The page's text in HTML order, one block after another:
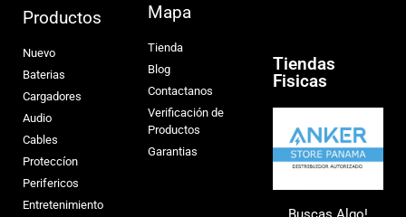
Productos
Nuevo
Baterias
Cargadores
Audio
Cables
Proteccíon
Perifericos
Entretenimiento
Mapa
Tienda
Blog
Contactanos
Verificación de
Productos
Garantias
Tiendas
Fisicas